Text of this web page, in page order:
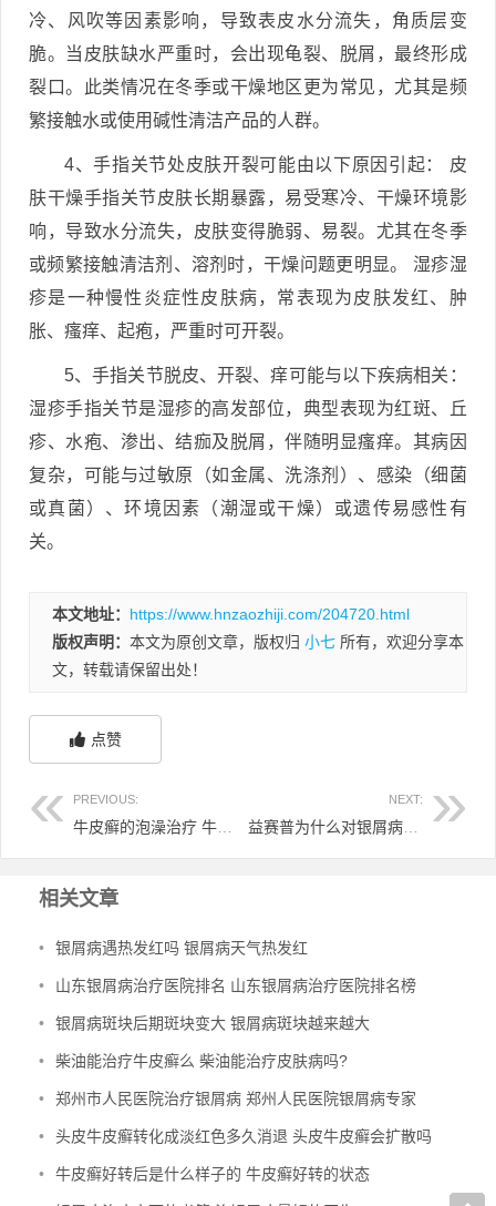
冷、风吹等因素影响，导致表皮水分流失，角质层变
脆。当皮肤缺水严重时，会出现龟裂、脱屑，最终形成
裂口。此类情况在冬季或干燥地区更为常见，尤其是频
繁接触水或使用碱性清洁产品的人群。
4、手指关节处皮肤开裂可能由以下原因引起： 皮
肤干燥手指关节皮肤长期暴露，易受寒冷、干燥环境影
响，导致水分流失，皮肤变得脆弱、易裂。尤其在冬季
或频繁接触清洁剂、溶剂时，干燥问题更明显。 湿疹湿
疹是一种慢性炎症性皮肤病，常表现为皮肤发红、肿
胀、瘙痒、起疱，严重时可开裂。
5、手指关节脱皮、开裂、痒可能与以下疾病相关：
湿疹手指关节是湿疹的高发部位，典型表现为红斑、丘
疹、水疱、渗出、结痂及脱屑，伴随明显瘙痒。其病因
复杂，可能与过敏原（如金属、洗涤剂）、感染（细菌
或真菌）、环境因素（潮湿或干燥）或遗传易感性有
关。
本文地址： https://www.hnzaozhiji.com/204720.html
版权声明： 本文为原创文章，版权归 小七 所有，欢迎分享本
文，转载请保留出处！
点赞
PREVIOUS: NEXT:
益赛普为什么对银屑病没用 益赛普治疗银屑病用法用量
相关文章
• 银屑病遇热发红吗 银屑病天气热发红
• 山东银屑病治疗医院排名 山东银屑病治疗医院排名榜
• 银屑病斑块后期斑块变大 银屑病斑块越来越大
• 柴油能治疗牛皮癣么 柴油能治疗皮肤病吗?
• 郑州市人民医院治疗银屑病 郑州人民医院银屑病专家
• 头皮牛皮癣转化成淡红色多久消退 头皮牛皮癣会扩散吗
• 牛皮癣好转后是什么样子的 牛皮癣好转的状态